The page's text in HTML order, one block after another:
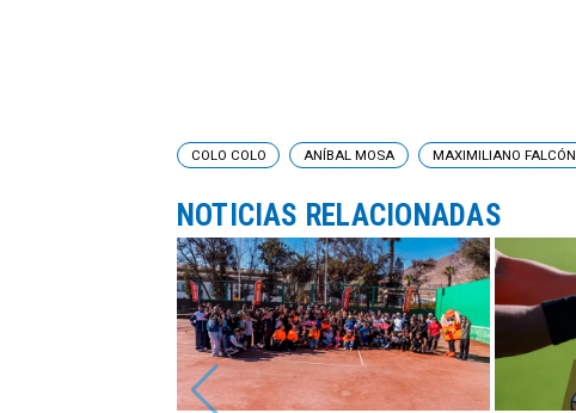
COLO COLO ANÍBAL MOSA MAXIMILIANO FALCÓN
NOTICIAS RELACIONADAS